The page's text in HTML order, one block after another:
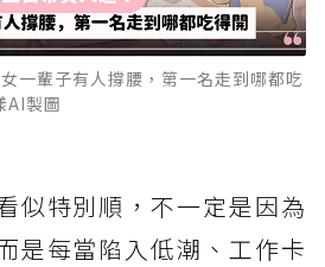
一輩子有人撐腰，第一名走到哪都吃
AI製圖
似特別順，不一定是因為
是每當陷入低潮、工作卡